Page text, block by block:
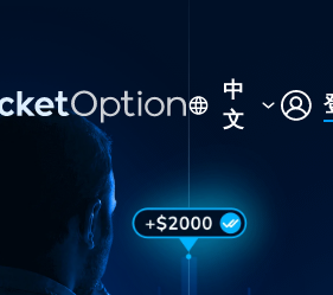
中
文
Русский
Português
Italiano
Polski
Français